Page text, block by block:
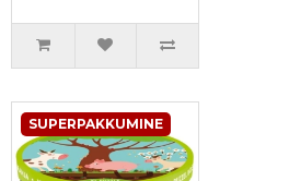
SUPERPAKKUMINE